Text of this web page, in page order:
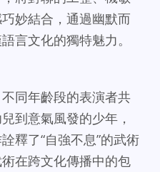
妙結合，通過幽默而
言文化的獨特魅力。
同年齡段的表演者共
到意氣風發的少年，
釋了“自強不息”的武術
在跨文化傳播中的包